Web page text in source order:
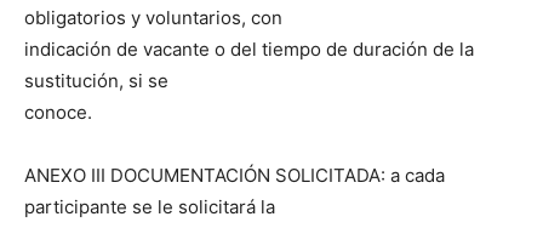
obligatorios y voluntarios, con
indicación de vacante o del tiempo de duración de la
sustitución, si se
conoce.
ANEXO III DOCUMENTACIÓN SOLICITADA: a cada
participante se le solicitará la